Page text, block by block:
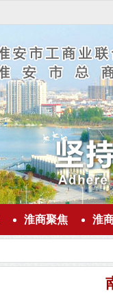
淮商聚焦 淮